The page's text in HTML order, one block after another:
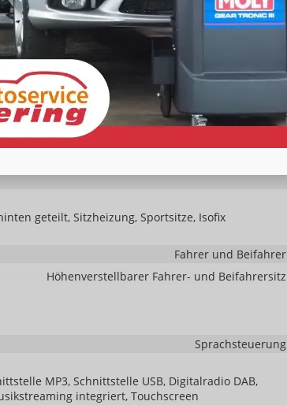
vorhanden
vorhanden
Klimaanlage hinten, 3-Zonen-Klimaautomatik
vorhanden
in Sportausführung, mit Lenkradheizung, mit
geteilt, Sitzheizung, Sportsitze, Isofix
Fahrer und Beifahrer
Höhenverstellbarer Fahrer- und Beifahrersitz
Sprachsteuerung
MP3, Schnittstelle USB, Digitalradio DAB,
integriert, Touchscreen